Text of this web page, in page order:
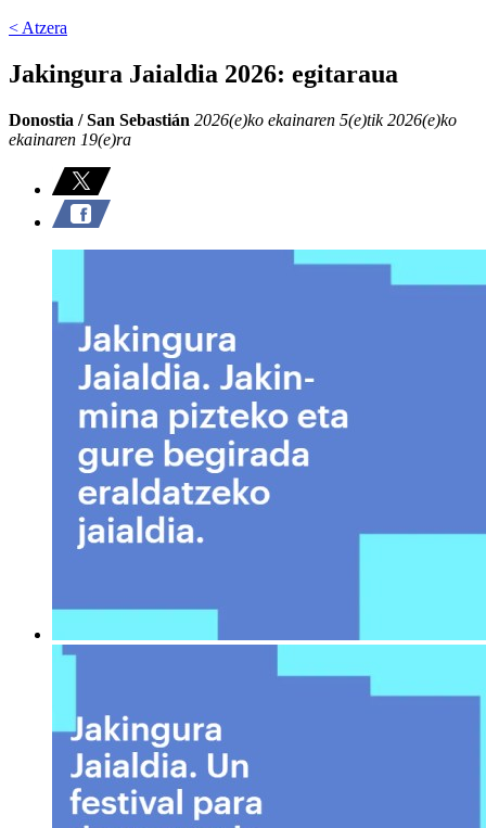
< Atzera
Jakingura Jaialdia 2026: egitaraua
Donostia / San Sebastián 2026(e)ko ekainaren 5(e)tik 2026(e)ko
ekainaren 19(e)ra